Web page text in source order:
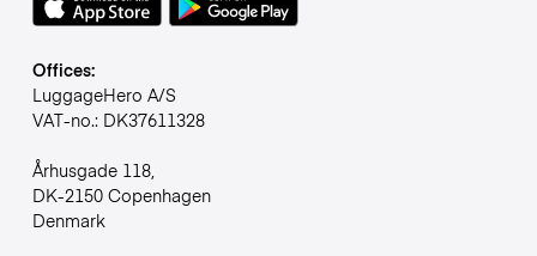
Offices:
LuggageHero A/S
VAT-no.: DK37611328
Århusgade 118,
DK-2150 Copenhagen
Denmark